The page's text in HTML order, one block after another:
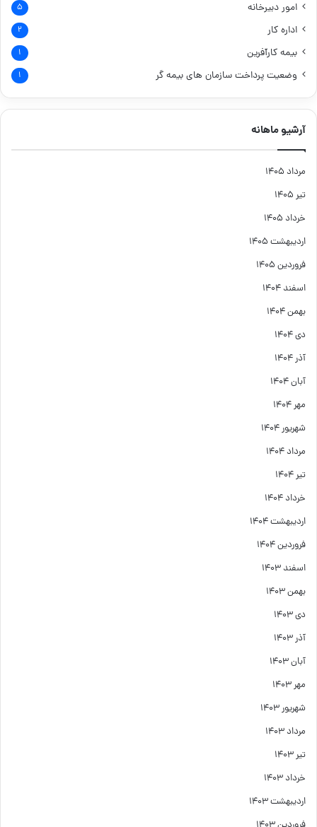
امور دبیرخانه ۵
اداره کار ۲
بیمه کارآفرین ۱
وضعیت پرداخت سازمان های بیمه گر ۱
آرشیو ماهانه
مرداد ۱۴۰۵
تیر ۱۴۰۵
خرداد ۱۴۰۵
اردیبهشت ۱۴۰۵
فروردین ۱۴۰۵
اسفند ۱۴۰۴
بهمن ۱۴۰۴
دی ۱۴۰۴
آذر ۱۴۰۴
آبان ۱۴۰۴
مهر ۱۴۰۴
شهریور ۱۴۰۴
مرداد ۱۴۰۴
تیر ۱۴۰۴
خرداد ۱۴۰۴
اردیبهشت ۱۴۰۴
فروردین ۱۴۰۴
اسفند ۱۴۰۳
بهمن ۱۴۰۳
دی ۱۴۰۳
آذر ۱۴۰۳
آبان ۱۴۰۳
مهر ۱۴۰۳
شهریور ۱۴۰۳
مرداد ۱۴۰۳
تیر ۱۴۰۳
خرداد ۱۴۰۳
اردیبهشت ۱۴۰۳